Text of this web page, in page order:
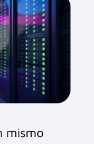
mismo